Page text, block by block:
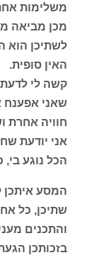
משלימות
מכן מביאה
לשתיכן הוא
האין סופית.
קשה לי לדעת
שאני אפענח
חוויה אחרת
אני יודעת
הכל נוגע בי,
המסע איתכן
שתיכן, כל
והתכנים
בזכותכן